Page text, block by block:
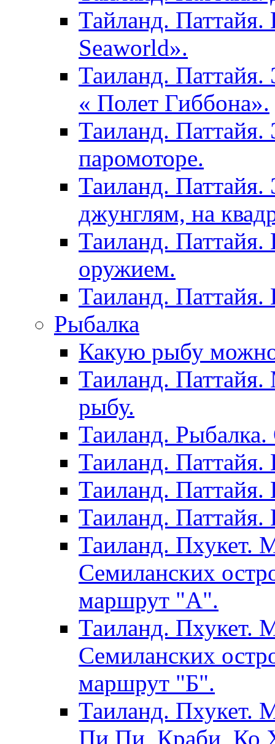
Тайланд.
Seaworld».
Таиланд.
« Полет Гиббона».
Таиланд. Паттайя.
паромоторе.
Таиланд. Паттайя.
джунглям, на
Таиланд.
оружием.
Таиланд. Паттайя.
Рыбалка
Какую рыбу
Таиланд.
рыбу.
Таиланд. Рыбалка.
Таиланд. Паттайя.
Таиланд. Паттайя.
Таиланд. Паттайя.
Таиланд. Пхукет.
Семиланских
маршрут "А".
Таиланд. Пхукет.
Семиланских
маршрут "Б".
Таиланд. Пхукет.
Пи Пи, Краби, Ко